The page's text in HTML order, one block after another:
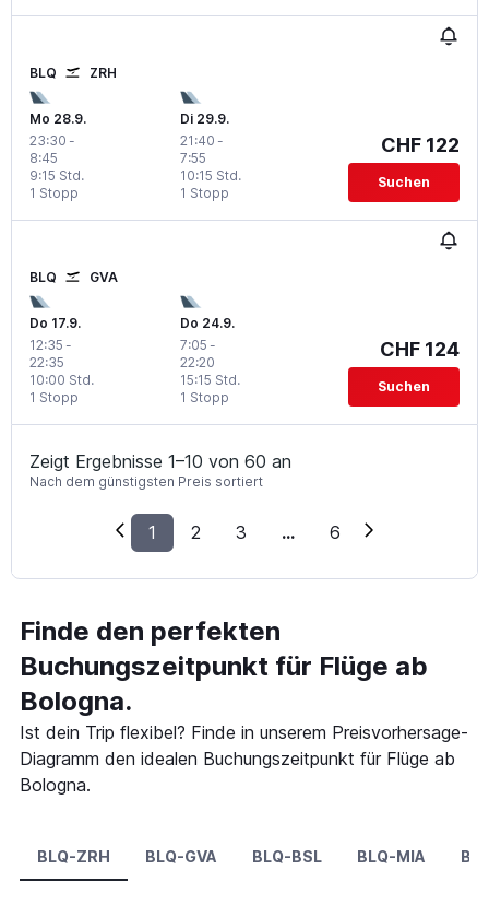
BLQ ZRH
Mo 28.9.
23:30 -
8:45
1 Stopp
9:15 Std.
Di 29.9.
21:40 -
7:55
1 Stopp
10:15 Std.
CHF 122
Suchen
BLQ GVA
Do 17.9.
12:35 -
22:35
1 Stopp
10:00 Std.
Do 24.9.
7:05 -
22:20
1 Stopp
15:15 Std.
CHF 124
Suchen
Zeigt Ergebnisse 1–10 von 60 an
Nach dem günstigsten Preis sortiert
1 2 3 ... 6
Finde den perfekten
Buchungszeitpunkt für Flüge ab
Bologna.
Ist dein Trip flexibel? Finde in unserem Preisvorhersage-
Diagramm den idealen Buchungszeitpunkt für Flüge ab
Bologna.
BLQ-ZRH BLQ-GVA BLQ-BSL BLQ-MIA